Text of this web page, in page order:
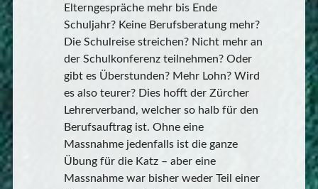
Elterngespräche mehr bis Ende
Schuljahr? Keine Berufsberatung mehr?
Die Schulreise streichen? Nicht mehr an
der Schulkonferenz teilnehmen? Oder
gibt es Überstunden? Mehr Lohn? Wird
es also teurer? Dies hofft der Zürcher
Lehrerverband, welcher so halb für den
Berufsauftrag ist. Ohne eine
Massnahme jedenfalls ist die ganze
Übung für die Katz – aber eine
Massnahme war bisher weder Teil einer